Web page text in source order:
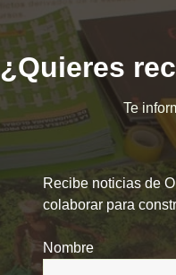
¿Quieres
Te
Recibe noticias de
colaborar para
Nombre